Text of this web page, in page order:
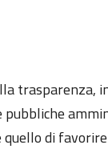
trasparenza,
quello di